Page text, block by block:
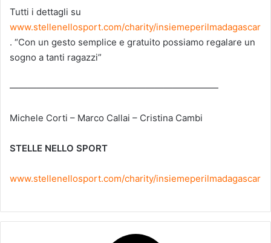
Tutti i dettagli su
www.stellenellosport.com/charity/insiemeperilmadagascar
. “Con un gesto semplice e gratuito possiamo regalare un
sogno a tanti ragazzi”
———————————————————————
Michele Corti – Marco Callai – Cristina Cambi
STELLE NELLO SPORT
www.stellenellosport.com/charity/insiemeperilmadagascar